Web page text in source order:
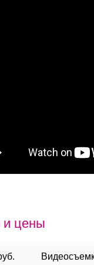
и цены